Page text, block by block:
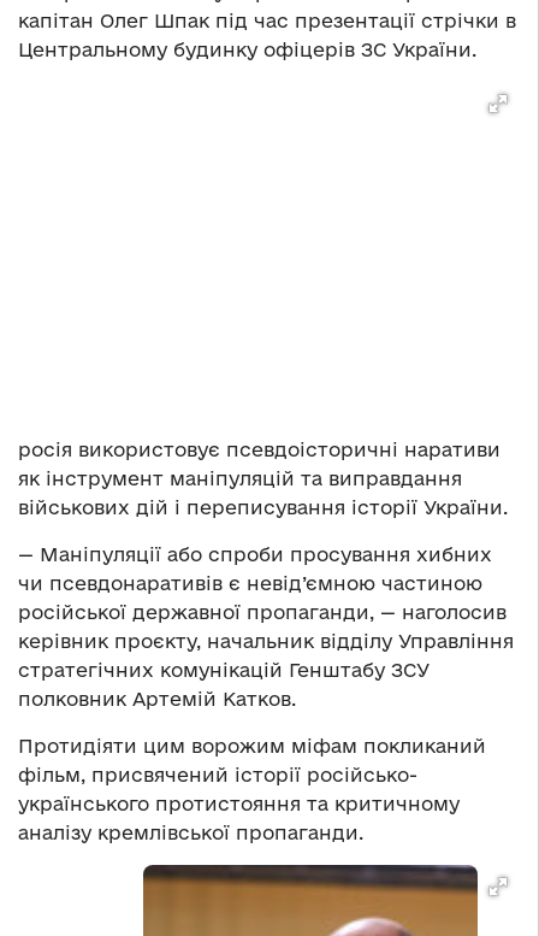
капітан Олег Шпак під час презентації стрічки в
Центральному будинку офіцерів ЗС України.
росія використовує псевдоісторичні наративи
як інструмент маніпуляцій та виправдання
військових дій і переписування історії України.
— Маніпуляції або спроби просування хибних
чи псевдонаративів є невід’ємною частиною
російської державної пропаганди, — наголосив
керівник проєкту, начальник відділу Управління
стратегічних комунікацій Генштабу ЗСУ
полковник Артемій Катков.
Протидіяти цим ворожим міфам покликаний
фільм, присвячений історії російсько-
українського протистояння та критичному
аналізу кремлівської пропаганди.